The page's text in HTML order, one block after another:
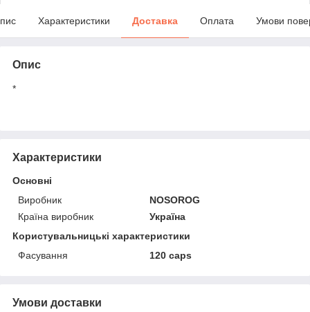
Характеристики Доставка Оплата Умови
Опис
*
Характеристики
Основні
Виробник
NOSOROG
Країна виробник
Україна
Користувальницькі характеристики
Фасування
120 caps
Умови доставки